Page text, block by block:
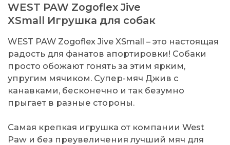
WEST PAW Zogoflex Jive
XSmall Игрушка для собак
WEST PAW Zogoflex Jive XSmall – это настоящая
радость для фанатов апортировки! Собаки
просто обожают гонять за этим ярким,
упругим мячиком. Супер-мяч Джив с
канавками, бесконечно и так безумно
прыгает в разные стороны.
Самая крепкая игрушка от компании West
Paw и без преувеличения лучший мяч для